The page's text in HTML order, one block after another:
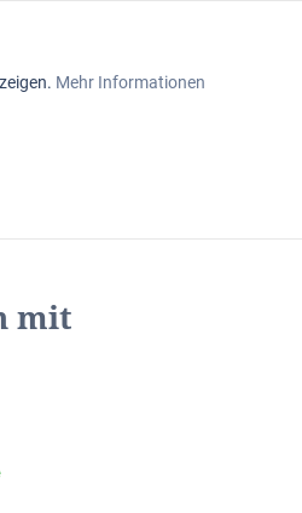
mitInaktiv
Mehr Informationen